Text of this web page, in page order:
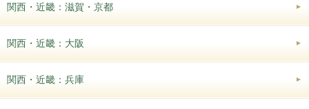
関西・近畿：滋賀・京都
関西・近畿：大阪
関西・近畿：兵庫